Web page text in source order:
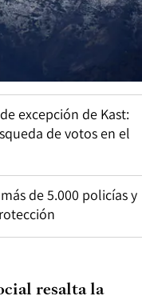
excepción de Kast:
de votos en el
de 5.000 policías y
resalta la